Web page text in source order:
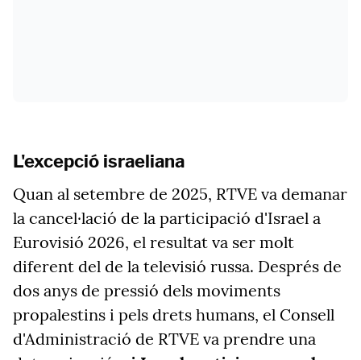
L'excepció israeliana
Quan al setembre de 2025, RTVE va demanar
la cancel·lació de la participació d'Israel a
Eurovisió 2026, el resultat va ser molt
diferent del de la televisió russa. Després de
dos anys de pressió dels moviments
propalestins i pels drets humans, el Consell
d'Administració de RTVE va prendre una